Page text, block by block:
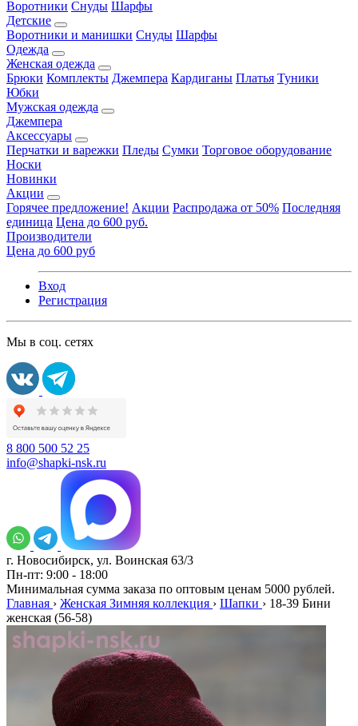
Воротники Снуды Шарфы
Детские
Воротники и манишки Снуды Шарфы
Одежда
Женская одежда
Брюки Комплекты Джемпера Кардиганы Платья Туники
Юбки
Мужская одежда
Джемпера
Аксессуары
Перчатки и варежки Пледы Сумки Торговое оборудование
Носки
Новинки
Акции
Горячее предложение! Акции Распродажа от 50% Последняя
единица Цена до 600 руб.
Производители
Цена до 600 руб
Вход
Регистрация
Мы в соц. сетях
8 800 500 52 25
info@shapki-nsk.ru
г. Новосибирск, ул. Воинская 63/3
Пн-пт: 9:00 - 18:00
Минимальная сумма заказа по оптовым ценам 5000 рублей.
Главная › Женская Зимняя коллекция › Шапки › 18-39 Бини
женская (56-58)